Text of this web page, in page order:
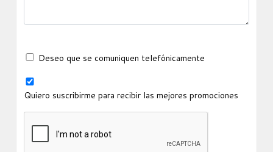
Deseo que se comuniquen telefónicamente
Quiero suscribirme para recibir las mejores promociones